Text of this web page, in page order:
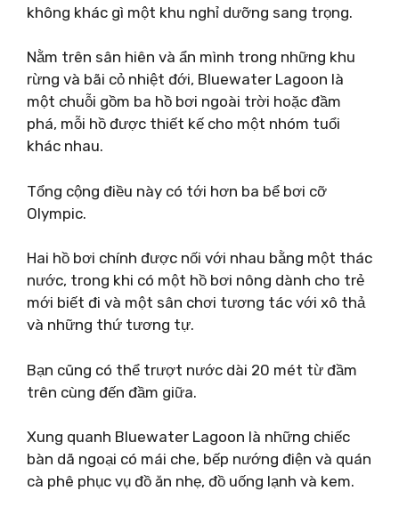
không khác gì một khu nghỉ dưỡng sang trọng.
Nằm trên sân hiên và ẩn mình trong những khu
rừng và bãi cỏ nhiệt đới, Bluewater Lagoon là
một chuỗi gồm ba hồ bơi ngoài trời hoặc đầm
phá, mỗi hồ được thiết kế cho một nhóm tuổi
khác nhau.
Tổng cộng điều này có tới hơn ba bể bơi cỡ
Olympic.
Hai hồ bơi chính được nối với nhau bằng một thác
nước, trong khi có một hồ bơi nông dành cho trẻ
mới biết đi và một sân chơi tương tác với xô thả
và những thứ tương tự.
Bạn cũng có thể trượt nước dài 20 mét từ đầm
trên cùng đến đầm giữa.
Xung quanh Bluewater Lagoon là những chiếc
bàn dã ngoại có mái che, bếp nướng điện và quán
cà phê phục vụ đồ ăn nhẹ, đồ uống lạnh và kem.